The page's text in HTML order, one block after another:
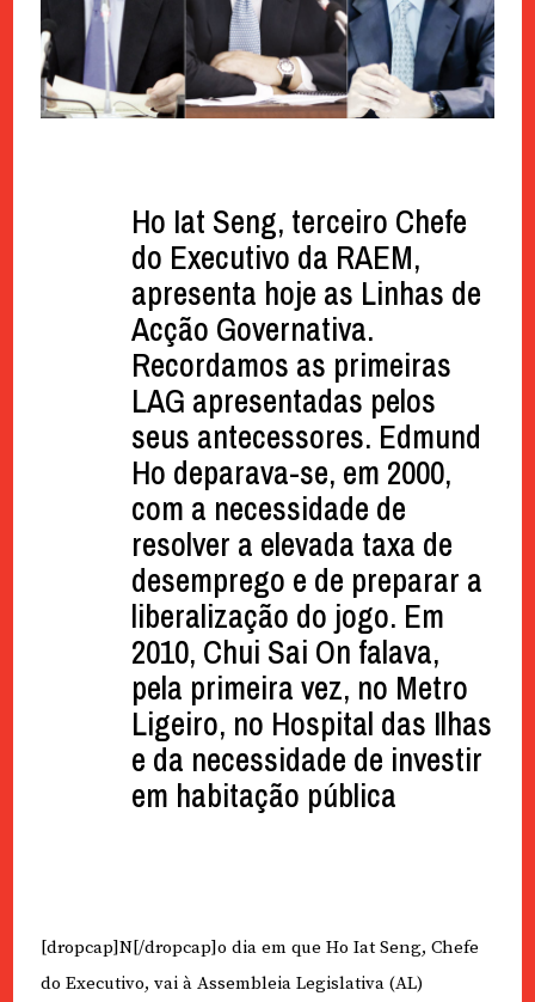
Ho Iat Seng, terceiro Chefe
do Executivo da RAEM,
apresenta hoje as Linhas de
Acção Governativa.
Recordamos as primeiras
LAG apresentadas pelos
seus antecessores. Edmund
Ho deparava-se, em 2000,
com a necessidade de
resolver a elevada taxa de
desemprego e de preparar a
liberalização do jogo. Em
2010, Chui Sai On falava,
pela primeira vez, no Metro
Ligeiro, no Hospital das Ilhas
e da necessidade de investir
em habitação pública
[dropcap]N[/dropcap]o dia em que Ho Iat Seng, Chefe
do Executivo, vai à Assembleia Legislativa (AL)